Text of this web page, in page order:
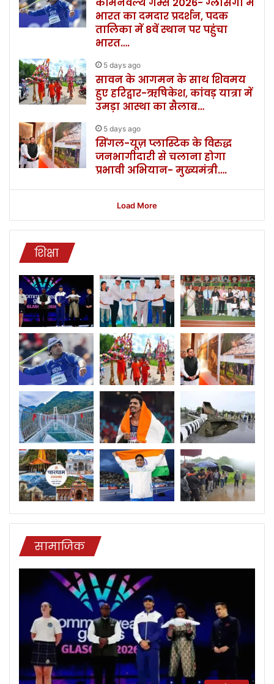
कॉमनवेल्थ गेम्स 2026- ग्लासगो में
भारत का दमदार प्रदर्शन, पदक
तालिका में 8वें स्थान पर पहुंचा
भारत….
5 days ago
सावन के आगमन के साथ शिवमय
हुए हरिद्वार-ऋषिकेश, कांवड़ यात्रा में
उमड़ा आस्था का सैलाब…
5 days ago
सिंगल-यूज़ प्लास्टिक के विरुद्ध
जनभागीदारी से चलाना होगा
प्रभावी अभियान- मुख्यमंत्री….
Load More
शिक्षा
सामाजिक